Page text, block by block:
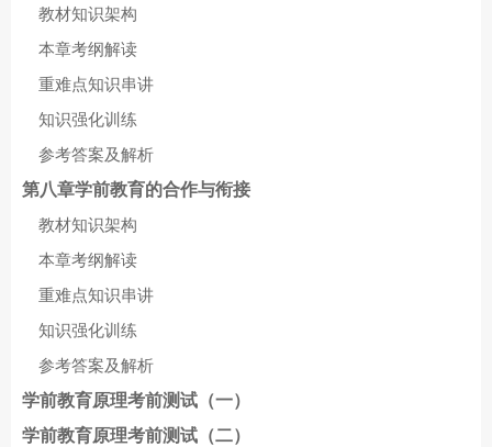
教材知识架构
本章考纲解读
重难点知识串讲
知识强化训练
参考答案及解析
第八章学前教育的合作与衔接
教材知识架构
本章考纲解读
重难点知识串讲
知识强化训练
参考答案及解析
学前教育原理考前测试（一）
学前教育原理考前测试（二）